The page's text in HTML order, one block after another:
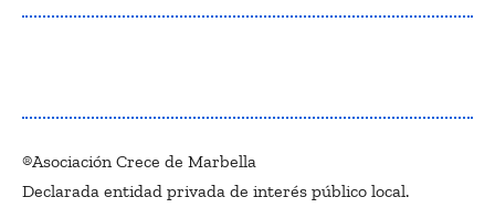
®Asociación Crece de Marbella
Declarada entidad privada de interés público local.